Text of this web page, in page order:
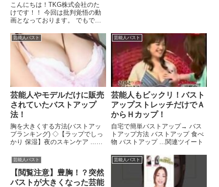
こんにちは！TKG株式会社のた
けです！！ 今回は批判覚悟の動
画となっております。 でもでき
関連ツイート
芸能人バスト
芸能人やモデルだけに販売
されていたバストアップ
法！
胸を大きくする方法(バストアッ
プランキング) ◇【ラップでしっ
かり 保湿】夜のスキンケア ...関
芸能人バスト
芸能人もビックリ！バスト
アップストレッチだけでＡ
からＨカップ！
自宅で簡単バストアップ→ バス
トアップ方法 バストアップ 食べ
物 バストアップ ...関連ツイート
芸能人バスト
【閲覧注意】豊胸！？突然
バストが大きくなった芸能
芸能人バスト